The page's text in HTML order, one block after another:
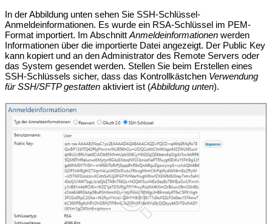
In der Abbildung unten sehen Sie SSH-Schlüssel-
Anmeldeinformationen. Es wurde ein RSA-Schlüssel im PEM-
Format importiert. Im Abschnitt Anmeldeinformationenwerden
Informationen über die importierte Datei angezeigt. Der Public Key
kann kopiert und an den Administrator des Remote Servers oder
das System gesendet werden. Stellen Sie beim Erstellen eines
SSH-Schlüssels sicher, dass das Kontrollkästchen Verwendung
für SSH/SFTP gestattenaktiviert ist (Abbildung unten).